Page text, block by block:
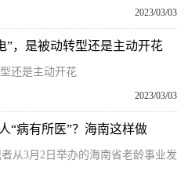
2023/03/03
”，是被动转型还是主动开花
还是主动开花
2023/03/03
“病有所医”？海南这样做
从3月2日举办的海南省老龄事业发